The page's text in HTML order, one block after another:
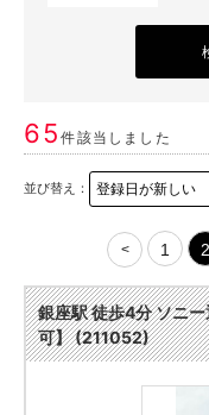
65件該当しました
並び替え：
< 1 2
銀座駅 徒歩4分 ソニ
可】 (211052)